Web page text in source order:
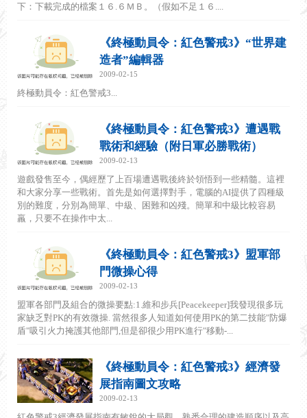
下：下載完成的檔案１６.６ＭＢ。（假如不足１６....
《終極動員令：紅色警戒3》“世界建
造者”編輯器
2009-02-15
終極動員令：紅色警戒3...
《終極動員令：紅色警戒3》遭遇戰
戰術和經驗（附日軍必勝戰術）
2009-02-13
遊戲發售至今，偶經歷了上百場遭遇戰後終於領悟到一些精髓。這裡
和大家分享一些戰術。首先是如何選擇對手，電腦的AI提供了四種級
別的難度，分別為簡單、中級、困難和凶殘。簡單和中級比較容易
羸，只要不在操作中太...
《終極動員令：紅色警戒3》盟軍部
門微操心得
2009-02-13
盟軍各部門及組合的微操要點:1.維和步兵[Peacekeeper]我發現很多玩
家缺乏對PK的有效微操. 當然很多人知道如何使用PK的第二技能"防爆
盾"吸引火力掩護其他部門,但是卻很少用PK進行"移動-...
《終極動員令：紅色警戒3》經濟發
展指南圖文攻略
2009-02-13